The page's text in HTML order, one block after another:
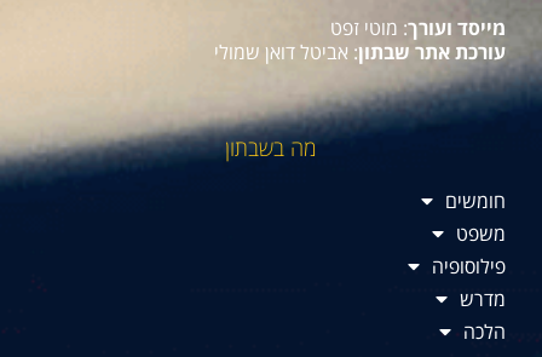
מייסד ועורך: מוטי זפט
עורכת אתר שבתון: אביטל דואן שמולי
מה בשבתון
חומשים
משפט
פילוסופיה
מדרש
הלכה